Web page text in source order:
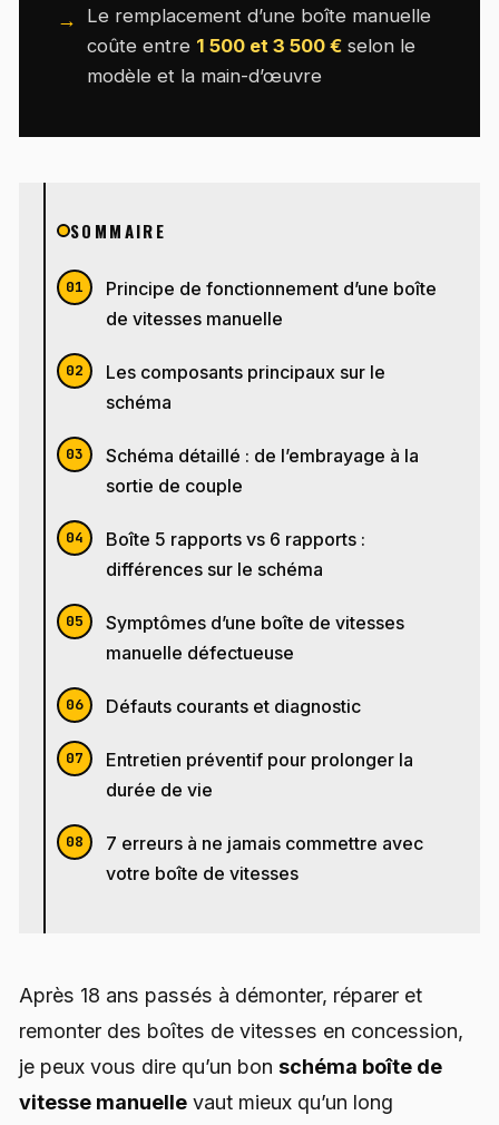
Le remplacement d’une boîte manuelle
coûte entre 1 500 et 3 500 € selon le
modèle et la main-d’œuvre
SOMMAIRE
Principe de fonctionnement d’une boîte
de vitesses manuelle
Les composants principaux sur le
schéma
Schéma détaillé : de l’embrayage à la
sortie de couple
Boîte 5 rapports vs 6 rapports :
différences sur le schéma
Symptômes d’une boîte de vitesses
manuelle défectueuse
Défauts courants et diagnostic
Entretien préventif pour prolonger la
durée de vie
7 erreurs à ne jamais commettre avec
votre boîte de vitesses
Après 18 ans passés à démonter, réparer et
remonter des boîtes de vitesses en concession,
je peux vous dire qu’un bon schéma boîte de
vitesse manuelle vaut mieux qu’un long